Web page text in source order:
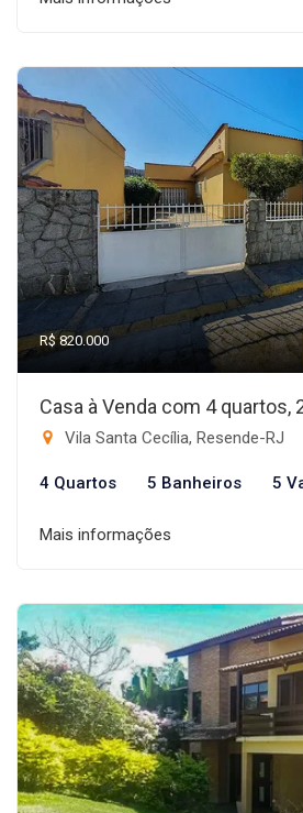
R$ 820.000
Casa à Venda com 4 quartos,
Vila Santa Cecília, Resende-RJ
4 Quartos 5 Banheiros 5
Mais informações